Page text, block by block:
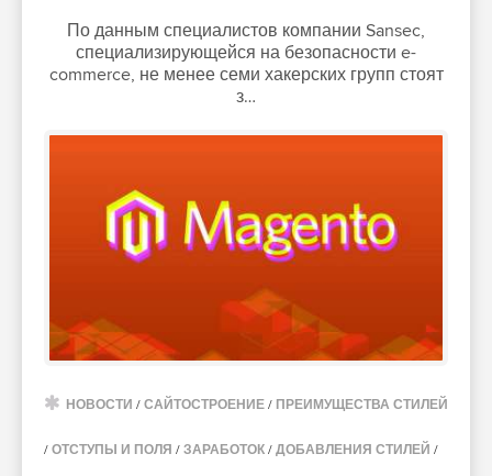
По данным специалистов компании Sansec,
специализирующейся на безопасности e-
commerce, не менее семи хакерских групп стоят
з…
НОВОСТИ / САЙТОСТРОЕНИЕ / ПРЕИМУЩЕСТВА СТИЛЕЙ
/ ОТСТУПЫ И ПОЛЯ / ЗАРАБОТОК / ДОБАВЛЕНИЯ СТИЛЕЙ /